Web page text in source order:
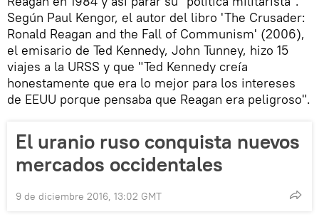
Según Paul Kengor, el autor del libro 'The Crusader:
Ronald Reagan and the Fall of Communism' (2006),
el emisario de Ted Kennedy, John Tunney, hizo 15
viajes a la URSS y que "Ted Kennedy creía
honestamente que era lo mejor para los intereses
de EEUU porque pensaba que Reagan era peligroso".
El uranio ruso conquista nuevos
mercados occidentales
9 de diciembre 2016, 13:02 GMT